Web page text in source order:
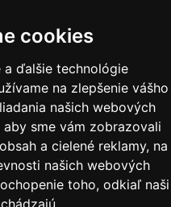
cookies
a ďalšie technológie
na zlepšenie vášho
našich webových
sme vám zobrazovali
a cielené reklamy, na
našich webových
toho, odkiaľ naši
SA DO ZÁKAZNÍCKEJ ZÓNY
obchodné podmienky
osobných údajov